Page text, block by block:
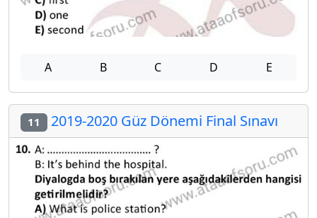
A B C D E
11 2019-2020 Güz Dönemi Final Sınavı